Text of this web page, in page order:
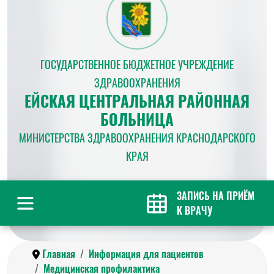
ГОСУДАРСТВЕННОЕ БЮДЖЕТНОЕ УЧРЕЖДЕНИЕ
ЗДРАВООХРАНЕНИЯ
ЕЙСКАЯ ЦЕНТРАЛЬНАЯ РАЙОННАЯ
БОЛЬНИЦА
МИНИСТЕРСТВА ЗДРАВООХРАНЕНИЯ КРАСНОДАРСКОГО
КРАЯ
ЗАПИСЬ НА ПРИЁМ
К ВРАЧУ
Главная
Информация для пациентов
Медицинская профилактика